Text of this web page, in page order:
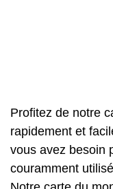
Profitez de notre
rapidement et
vous avez besoin
couramment